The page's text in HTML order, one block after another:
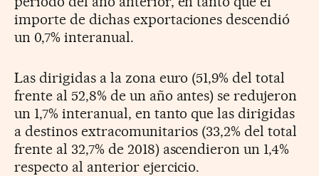
importe de dichas exportaciones descendió
un 0,7% interanual.
Las dirigidas a la zona euro (51,9% del total
frente al 52,8% de un año antes) se redujeron
un 1,7% interanual, en tanto que las dirigidas
a destinos extracomunitarios (33,2% del total
frente al 32,7% de 2018) ascendieron un 1,4%
respecto al anterior ejercicio.